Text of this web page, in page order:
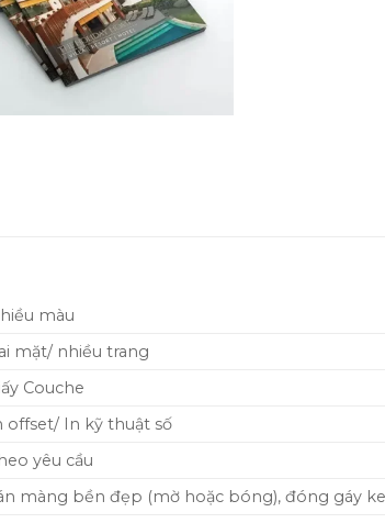
màu
mặt/ nhiều trang
Couche
offset/ In kỹ thuật số
yêu cầu
màng bền đẹp (mờ hoặc bóng), đóng gáy